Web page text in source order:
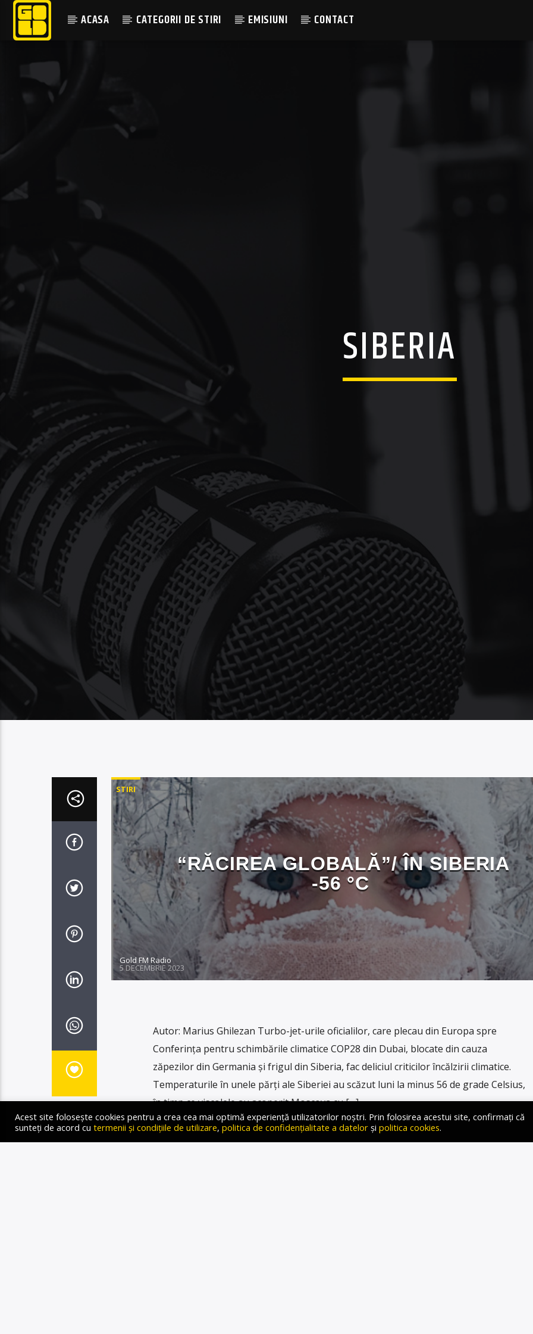
ACASA CATEGORII DE STIRI EMISIUNI CONTACT
SIBERIA
STIRI
“RĂCIREA GLOBALĂ”/ ÎN SIBERIA
-56 °C
Gold FM Radio
5 DECEMBRIE 2023
Autor: Marius Ghilezan Turbo-jet-urile oficialilor, care plecau din Europa spre
Conferința pentru schimbările climatice COP28 din Dubai, blocate din cauza
zăpezilor din Germania și frigul din Siberia, fac deliciul criticilor încălzirii climatice.
Temperaturile în unele părți ale Siberiei au scăzut luni la minus 56 de grade Celsius,
în timp ce viscolele au acoperit Moscova cu […]
Acest site folosește cookies pentru a crea cea mai optimă experiență utilizatorilor noștri. Prin folosirea acestui site, confirmați că
sunteți de acord cu termenii și condițiile de utilizare, politica de confidențialitate a datelor și politica cookies.